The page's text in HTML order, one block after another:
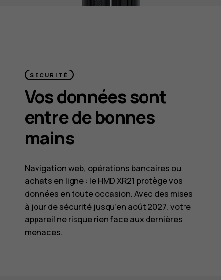
SÉCURITÉ
Vos données sont
entre de bonnes
mains
Navigation web, opérations bancaires ou
achats en ligne : le HMD XR21 protège vos
données en toute occasion. Avec des mises
à jour de sécurité jusqu’en août 2027, votre
appareil ne risque rien face aux dernières
menaces.